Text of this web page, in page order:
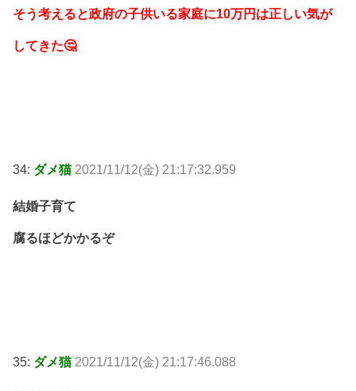
そう考えると政府の子供いる家庭に10万円は正しい気が
してきた🤔
34: ダメ猫 2021/11/12(金) 21:17:32.959
結婚子育て
腐るほどかかるぞ
35: ダメ猫 2021/11/12(金) 21:17:46.088